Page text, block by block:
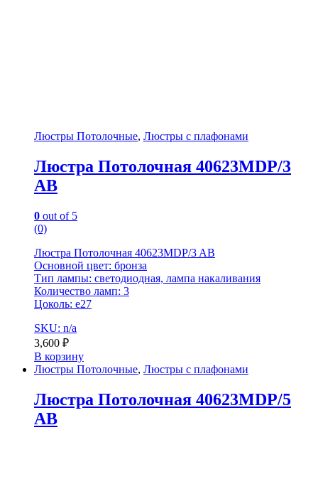
Люстры Потолочные, Люстры с плафонами
Люстра Потолочная 40623MDP/3
AB
0 out of 5
(0)
Люстра Потолочная 40623MDP/3 AB
Основной цвет: бронза
Тип лампы: светодиодная, лампа накаливания
Количество ламп: 3
Цоколь: e27
SKU: n/a
3,600 ₽
В корзину
Люстры Потолочные, Люстры с плафонами
Люстра Потолочная 40623MDP/5
AB